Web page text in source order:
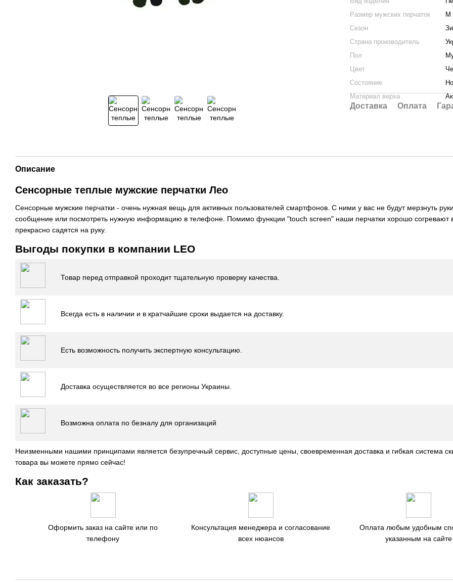
Размер мужских перчаток
Сезон
Страна производитель
Пол
Цвет
Состояние
Материал верха
Доставка Оплата
Описание
Сенсорные теплые мужские перчатки Лео
Сенсорные мужские перчатки - очень нужная вещь для активных пользователей смартфонов. С ними у вас не будут мерзнуть
сообщение или посмотреть нужную информацию в телефоне. Помимо функции "touch screen" наши перчатки хорошо
прекрасно садятся на руку.
Выгоды покупки в компании LEO
Товар перед отправкой проходит тщательную проверку качества.
Всегда есть в наличии и в кратчайшие сроки выдается на доставку.
Есть возможность получить экспертную консультацию.
Доставка осуществляется во все регионы Украины.
Возможна оплата по безналу для организаций
Неизменными нашими принципами является безупречный сервис, доступные цены, своевременная доставка и гибкая система
товара вы можете прямо сейчас!
Как заказать?
Оформить заказ на сайте или по
телефону
Консультация менеджера и согласование
всех нюансов
Оплата любым удобным
указанным на сайте